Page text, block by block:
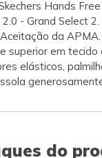
Hands
- Grand Select 2.
da
superior em tecido
elásticos,
do